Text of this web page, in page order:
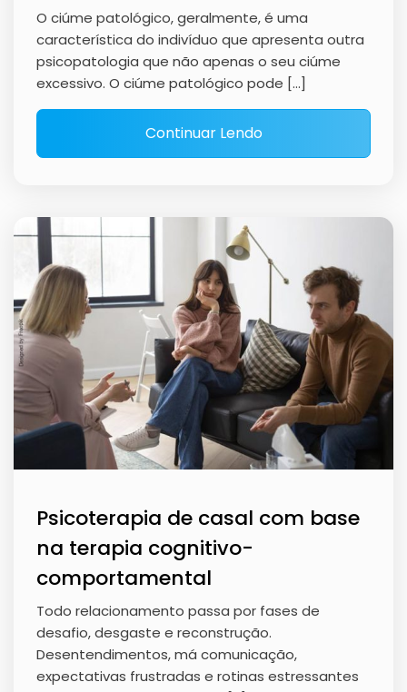
O ciúme patológico, geralmente, é uma
característica do indivíduo que apresenta outra
psicopatologia que não apenas o seu ciúme
excessivo. O ciúme patológico pode […]
Continuar Lendo
Psicoterapia de casal com base
na terapia cognitivo-
comportamental
Todo relacionamento passa por fases de
desafio, desgaste e reconstrução.
Desentendimentos, má comunicação,
expectativas frustradas e rotinas estressantes